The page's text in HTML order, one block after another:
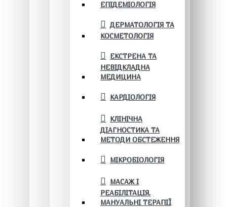
ЕПІДЕМІОЛОГІЯ
ДЕРМАТОЛОГІЯ ТА
КОСМЕТОЛОГІЯ
ЕКСТРЕНА ТА
НЕВІДКЛАДНА
МЕДИЦИНА
КАРДІОЛОГІЯ
КЛІНІЧНА
ДІАГНОСТИКА ТА
МЕТОДИ ОБСТЕЖЕННЯ
МІКРОБІОЛОГІЯ
МАСАЖ І
РЕАБІЛІТАЦІЯ.
МАНУАЛЬНІ ТЕРАПІЇ